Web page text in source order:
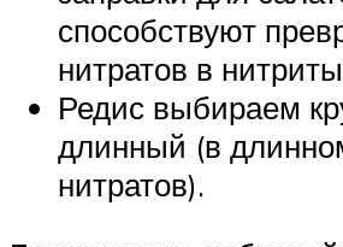
способствуют
нитратов в
Редис выбираем
длинный (в
нитратов).